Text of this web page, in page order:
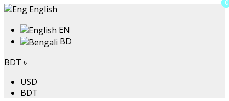
English
EN
BD
BDT ৳
USD
BDT
0
0